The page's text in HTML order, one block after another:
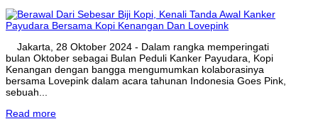
Jakarta, 28 Oktober 2024 - Dalam rangka memperingati
bulan Oktober sebagai Bulan Peduli Kanker Payudara, Kopi
Kenangan dengan bangga mengumumkan kolaborasinya
bersama Lovepink dalam acara tahunan Indonesia Goes Pink,
sebuah...
Read more